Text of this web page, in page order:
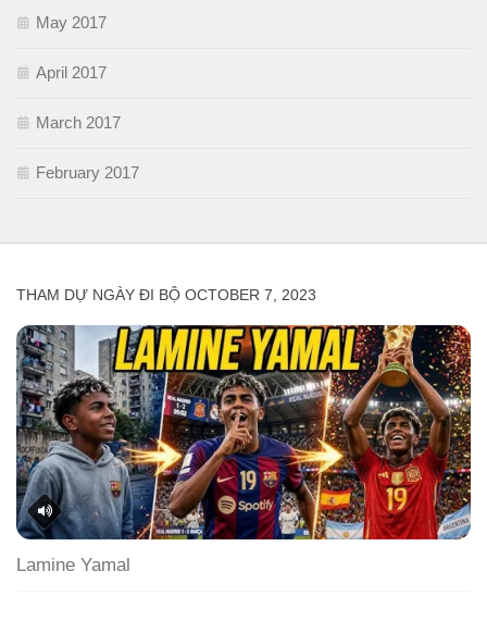
May 2017
April 2017
March 2017
February 2017
THAM DỰ NGÀY ĐI BỘ OCTOBER 7, 2023
Lamine Yamal